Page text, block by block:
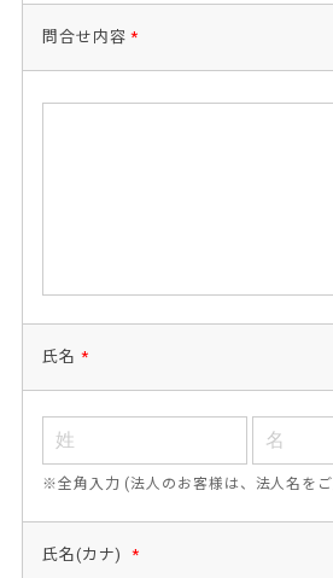
問合せ内容 *
氏名 *
※全角入力 (法人のお客様は、法人名を
氏名(カナ) *